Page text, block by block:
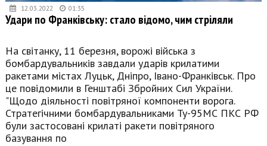
12.03.2022 01:35
Удари по Франківську: стало відомо, чим стріляли
На світанку, 11 березня, ворожі війська з
бомбардувальників завдали ударів крилатими
ракетами містах Луцьк, Дніпро, Івано-Франківськ. Про
це повідомили в Генштабі Збройних Сил України.
"Щодо діяльності повітряної компоненти ворога.
Стратегічними бомбардувальниками Ту-95МС ПКС РФ
були застосовані крилаті ракети повітряного
базування по